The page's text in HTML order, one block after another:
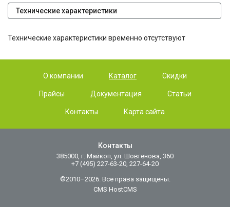
Технические характеристики
Технические характеристики временно отсутствуют
О компании Каталог Скидки
Прайсы Документация Статьи
Контакты Карта сайта
Контакты
385000, г. Майкоп, ул. Шовгенова, 360
+7 (495) 227-63-20, 227-64-20
©2010–2026. Все права защищены.
CMS HostCMS